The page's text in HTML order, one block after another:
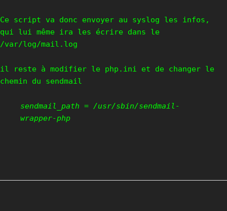
Ce script va donc envoyer au syslog les infos,
qui lui même ira les écrire dans le
/var/log/mail.log
il reste à modifier le php.ini et de changer le
chemin du sendmail
sendmail_path = /usr/sbin/sendmail-
wrapper-php